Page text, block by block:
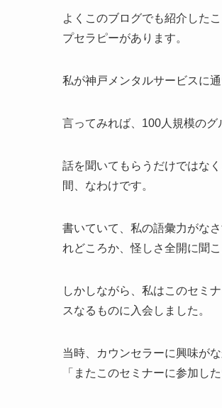
よくこのブログでも紹介した
プセラピーがあります。
私が神戸メンタルサービスに
言ってみれば、100人規模のグ
話を聞いてもらうだけではな
間、なわけです。
書いていて、私の語彙力がな
れどころか、怪しさ全開に聞
しかしながら、私はこのセミ
スなるものに入会しました。
当時、カウンセラーに興味が
「またこのセミナーに参加し